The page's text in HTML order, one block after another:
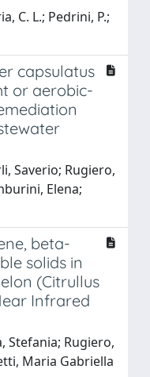
C. L.; Pedrini, P.;
capsulatus
or aerobic-
Saverio; Rugiero,
Elena;
beta-
solids in
(Citrullus
Infrared
Stefania; Rugiero,
Maria Gabriella